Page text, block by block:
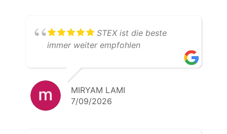
STEX ist die beste
immer weiter empfohlen
MIRYAM LAMI
7/09/2026